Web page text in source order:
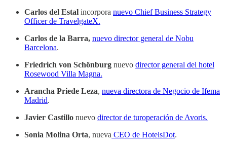
Carlos del Estal incorpora nuevo Chief Business Strategy
Officer de TravelgateX.
Carlos de la Barra, nuevo director general de Nobu
Barcelona.
Friedrich von Schönburg nuevo director general del hotel
Rosewood Villa Magna.
Arancha Priede Leza, nueva directora de Negocio de Ifema
Madrid.
Javier Castillo nuevo director de turoperación de Avoris.
Sonia Molina Orta, nueva CEO de HotelsDot.